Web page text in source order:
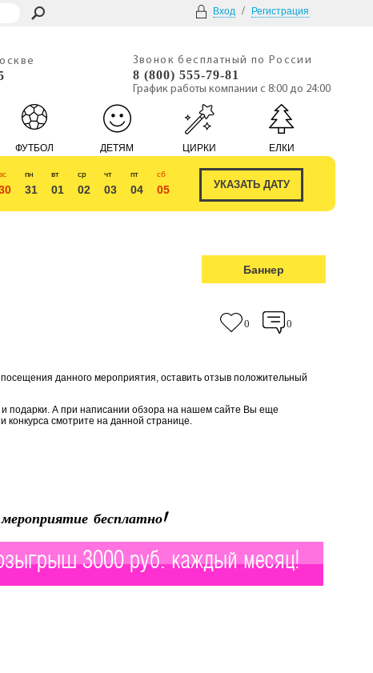
Вход / Регистрация
Звонок бесплатный по России
8 (800) 555-79-81
График работы компании с 8:00 до 24:00
ФУТБОЛ ДЕТЯМ ЦИРКИ ЕЛКИ
пн
31
вт
01
ср
02
чт
03
пт
04
сб
05
Баннер
0 0
данного мероприятия, оставить отзыв положительный
подарки. А при написании обзора на нашем сайте Вы еще
конкурса смотрите на данной странице.
бесплатно!
3000 руб. каждый месяц!